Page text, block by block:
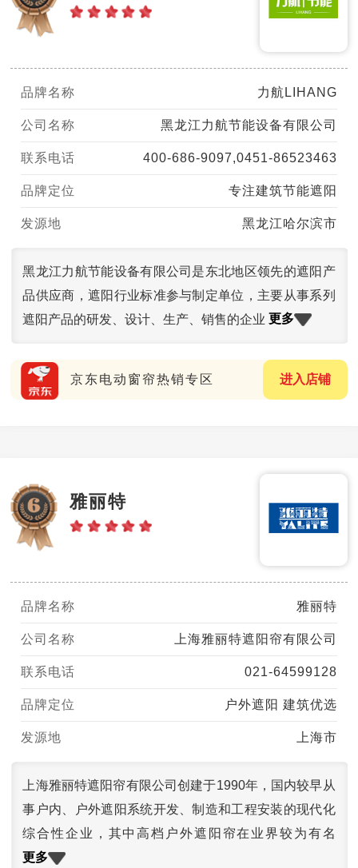
品牌名称 力航LIHANG
公司名称 黑龙江力航节能设备有限公司
联系电话 400-686-9097,0451-86523463
品牌定位 专注建筑节能遮阳
发源地 黑龙江哈尔滨市
黑龙江力航节能设备有限公司是东北地区领先的遮阳产
品供应商，遮阳行业标准参与制定单位，主要从事系列
遮阳产品的研发、设计、生产、销售的企业 更多
京东电动窗帘热销专区 进入店铺
雅丽特
品牌名称 雅丽特
公司名称 上海雅丽特遮阳帘有限公司
联系电话 021-64599128
品牌定位 户外遮阳 建筑优选
发源地 上海市
上海雅丽特遮阳帘有限公司创建于1990年，国内较早从
事户内、户外遮阳系统开发、制造和工程安装的现代化
综合性企业，其中高档户外遮阳帘在业界较为有名
更多